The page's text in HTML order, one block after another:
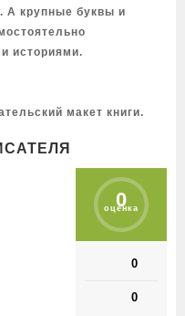
А крупные буквы и
историями.
макет книги.
0
оценка
0
0